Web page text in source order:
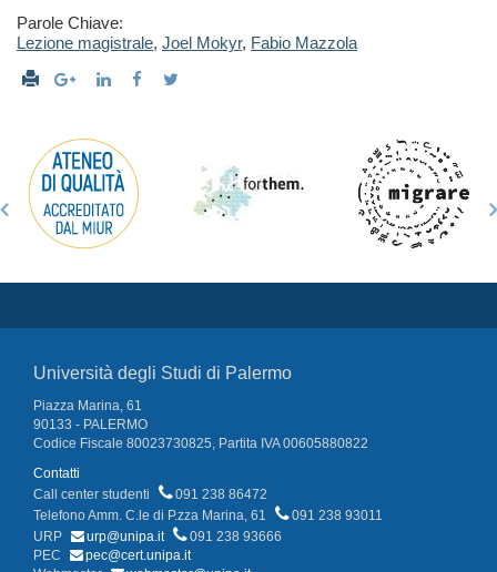
Parole Chiave:
Lezione magistrale, Joel Mokyr, Fabio Mazzola
Università degli Studi di Palermo
Piazza Marina, 61
90133 - PALERMO
Codice Fiscale 80023730825, Partita IVA 00605880822
Contatti
Call center studenti
091 238 86472
Telefono Amm. C.le di P.zza Marina, 61
091 238 93011
URP
urp@unipa.it
091 238 93666
PEC
pec@cert.unipa.it